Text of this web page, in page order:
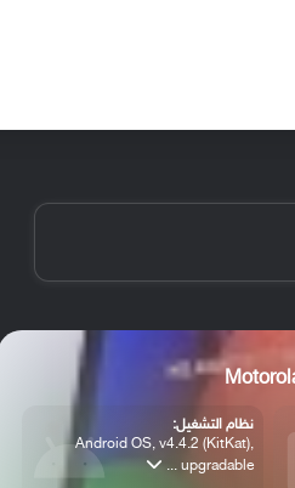
نظام التشغيل:
Android OS, v4.4.2 (KitKat),
upgradable ...